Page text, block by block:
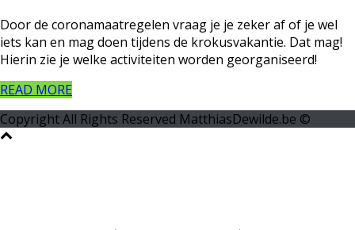
Door de coronamaatregelen vraag je je zeker af of je wel
iets kan en mag doen tijdens de krokusvakantie. Dat mag!
Hierin zie je welke activiteiten worden georganiseerd!
READ MORE
Copyright All Rights Reserved MatthiasDewilde.be ©